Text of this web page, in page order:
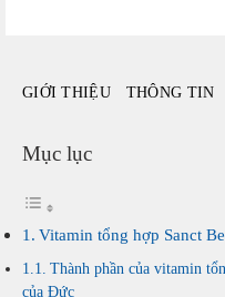
sốGIỚI THIỆU THÔNG TIN
Mục lục
Vitamin tổng hợp Sanct
Thành phần của vitamin
của Đức